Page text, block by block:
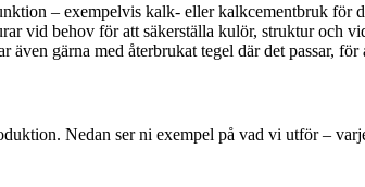
– exempelvis kalk- eller kalkcementbruk för
vid behov för att säkerställa kulör, struktur och
gärna med återbrukat tegel där det passar,
Nedan ser ni exempel på vad vi utför –